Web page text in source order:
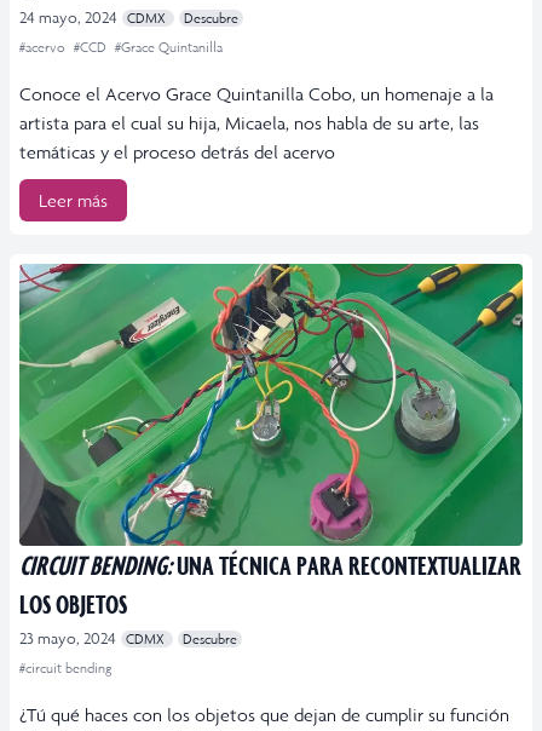
24 mayo, 2024 CDMX
Descubre
#acervo #CCD #Grace Quintanilla
Conoce el Acervo Grace Quintanilla Cobo, un homenaje a la
artista para el cual su hija, Micaela, nos habla de su arte, las
temáticas y el proceso detrás del acervo
Leer más
CIRCUIT BENDING:UNA TÉCNICA PARA RECONTEXTUALIZAR
LOS OBJETOS
23 mayo, 2024 CDMX
Descubre
#circuit bending
¿Tú qué haces con los objetos que dejan de cumplir su función